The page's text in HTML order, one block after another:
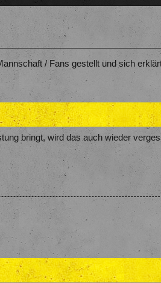
/ Fans gestellt und sich
bringt, wird das auch wieder